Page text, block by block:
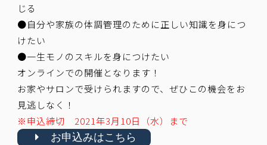
じる
●自分や家族の体調管理のために正しい知識を身につ
けたい
●一生モノのスキルを身につけたい
オンラインでの開催となります！
お家やサロンで受けられますので、ぜひこの機会をお
見逃しなく！
※申込締切 2021年3月10日（水）まで
お申込みはこちら